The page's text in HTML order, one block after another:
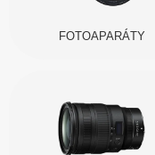
FOTOAPARÁTY